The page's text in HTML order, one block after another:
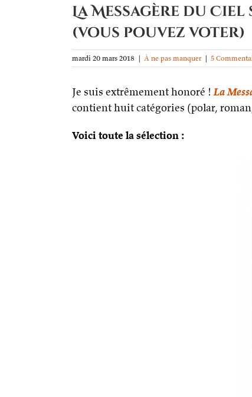
La Messagère du
(vous pouvez voter)
mardi 20 mars 2018 | À ne pas manquer | 5
Je suis extrêmement honoré !La
contient huit catégories (polar,
Voici toute la sélection :